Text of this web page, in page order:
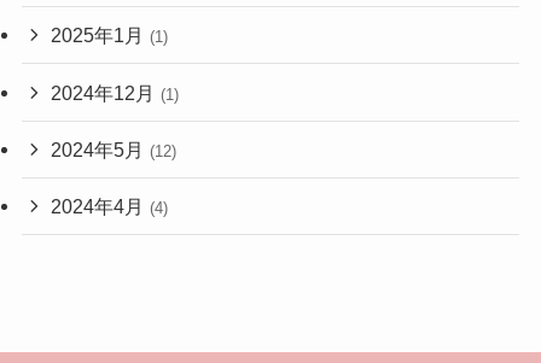
2025年1月 (1)
2024年12月 (1)
2024年5月 (12)
2024年4月 (4)